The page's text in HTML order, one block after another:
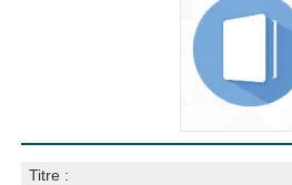
Titre :